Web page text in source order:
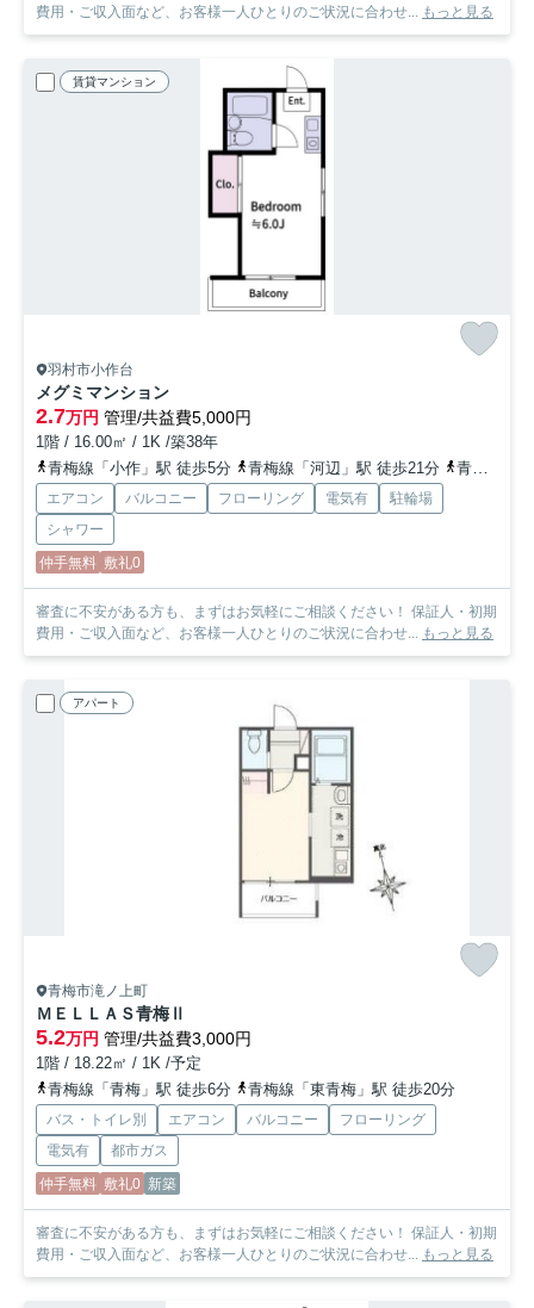
費用・ご収入面など、お客様一人ひとりのご状況に合わせ...
もっと見る
賃貸マンション
羽村市小作台
メグミマンション
2.7万円 管理/共益費5,000円
1階 / 16.00㎡ / 1K /築38年
青梅線「小作」駅 徒歩5分
青梅線「河辺」駅 徒歩21分 青梅線「福生」駅 車15分
エアコン バルコニー フローリング 電気有
駐輪場
シャワー
仲手無料 敷礼0
審査に不安がある方も、まずはお気軽にご相談ください！ 保証人・初期
費用・ご収入面など、お客様一人ひとりのご状況に合わせ...
もっと見る
アパート
青梅市滝ノ上町
ＭＥＬＬＡＳ青梅Ⅱ
5.2万円 管理/共益費3,000円
1階 / 18.22㎡ / 1K /予定
青梅線「青梅」駅 徒歩6分
青梅線「東青梅」駅 徒歩20分
バス・トイレ別 エアコン バルコニー
フローリング
電気有
都市ガス
仲手無料 敷礼0 新築
審査に不安がある方も、まずはお気軽にご相談ください！ 保証人・初期
費用・ご収入面など、お客様一人ひとりのご状況に合わせ...
もっと見る